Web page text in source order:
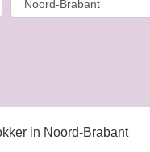
in Noord-Brabant